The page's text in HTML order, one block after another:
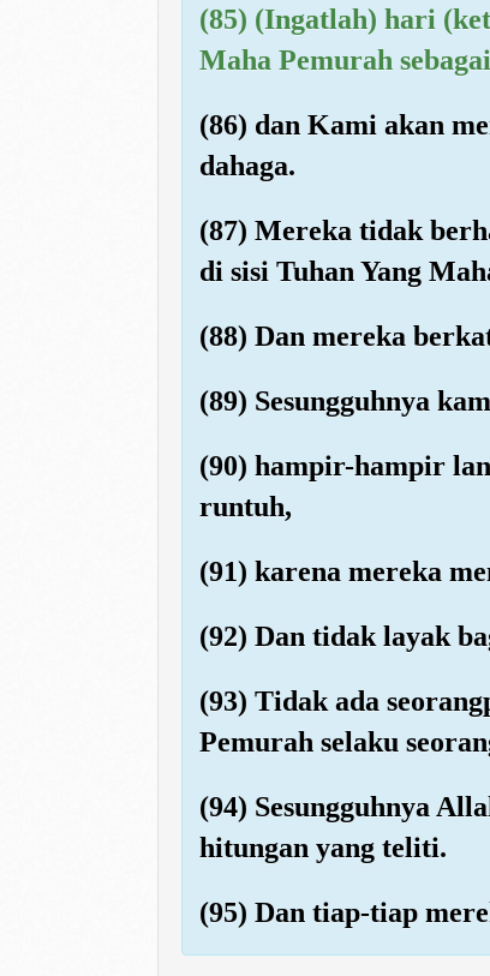
(85) (Ingatlah) hari
Maha Pemurah
(86) dan Kami akan
dahaga.
(87) Mereka tidak
di sisi Tuhan Yang
(88) Dan mereka
(89) Sesungguhnya
(90) hampir-hampir
runtuh,
(91) karena mereka
(92) Dan tidak layak
(93) Tidak ada
Pemurah selaku
(94) Sesungguhnya
hitungan yang teliti.
(95) Dan tiap-tiap